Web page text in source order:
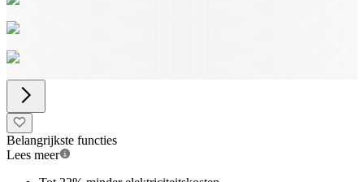
Belangrijkste functies
Lees meer